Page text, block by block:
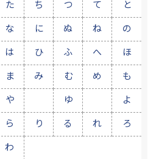
た ち つ て と
な に ぬ ね の
は ひ ふ へ ほ
ま み む め も
や ゆ よ
ら り る れ ろ
わ